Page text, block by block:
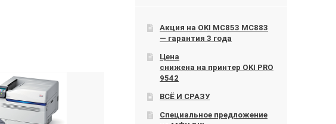
Акция на OKI МС853 МС883
— гарантия 3 года
Цена
снижена на принтер OKI PRO
9542
ВСЁ И СРАЗУ
Специальное предложение